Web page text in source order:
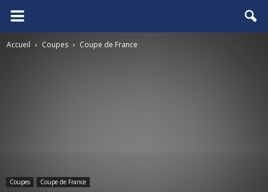
FCGB.net
Accueil Coupes Coupe de France
Coupes Coupe de France